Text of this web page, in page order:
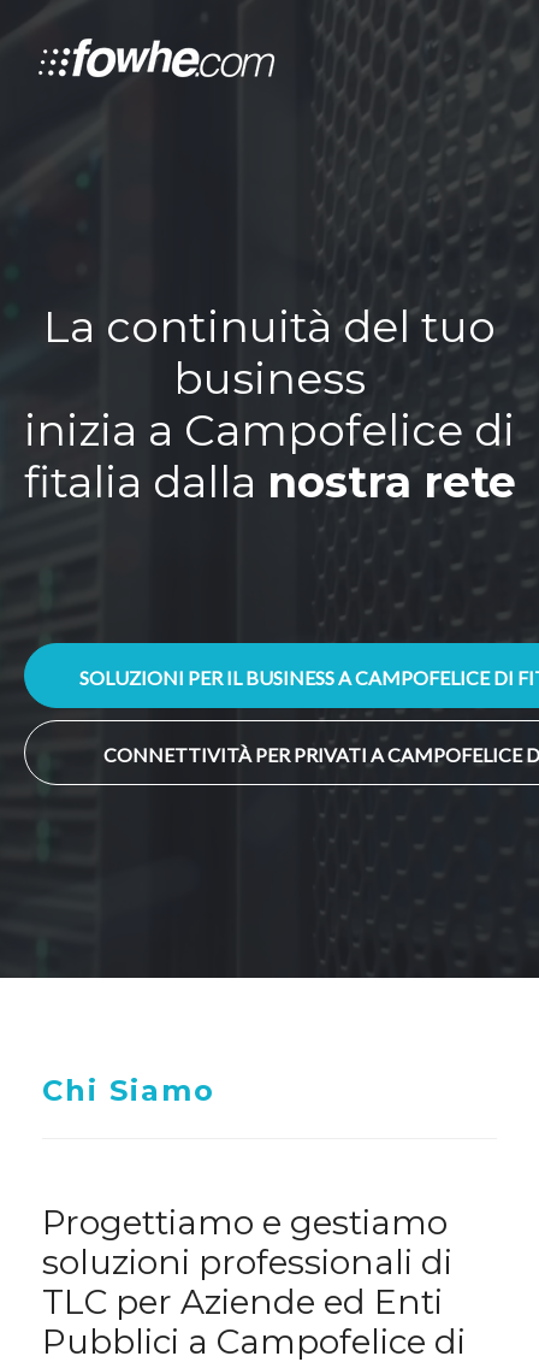
La continuità del tuo
business
inizia a Campofelice di
fitalia dalla nostra rete
SOLUZIONI PER IL BUSINESS A CAMPOFELICE DI
CONNETTIVITÀ PER PRIVATI A CAMPOFELICE
Chi Siamo
Progettiamo e gestiamo
soluzioni professionali di
TLC per Aziende ed Enti
Pubblici a Campofelice di